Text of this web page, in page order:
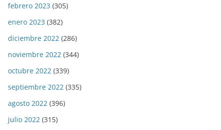
febrero 2023 (305)
enero 2023 (382)
diciembre 2022 (286)
noviembre 2022 (344)
octubre 2022 (339)
septiembre 2022 (335)
agosto 2022 (396)
julio 2022 (315)